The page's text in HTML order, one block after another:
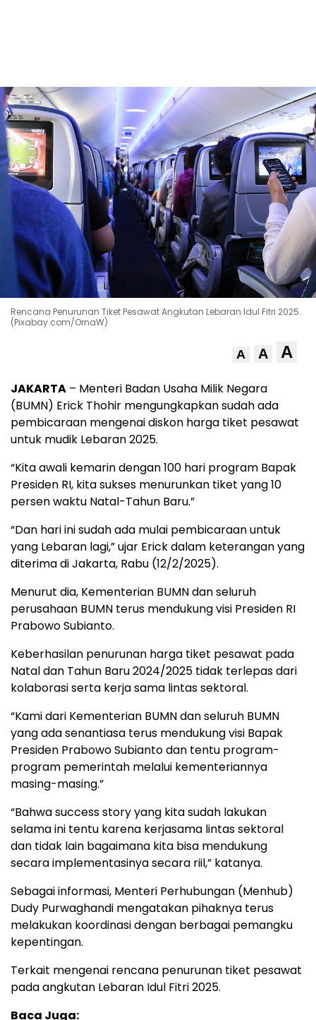
Rencana Penurunan Tiket Pesawat Angkutan Lebaran Idul Fitri 2025.
(Pixabay.com/OrnaW)
A A A
JAKARTA – Menteri Badan Usaha Milik Negara
(BUMN) Erick Thohir mengungkapkan sudah ada
pembicaraan mengenai diskon harga tiket pesawat
untuk mudik Lebaran 2025.
“Kita awali kemarin dengan 100 hari program Bapak
Presiden RI, kita sukses menurunkan tiket yang 10
persen waktu Natal-Tahun Baru.”
“Dan hari ini sudah ada mulai pembicaraan untuk
yang Lebaran lagi,” ujar Erick dalam keterangan yang
diterima di Jakarta, Rabu (12/2/2025).
Menurut dia, Kementerian BUMN dan seluruh
perusahaan BUMN terus mendukung visi Presiden RI
Prabowo Subianto.
Keberhasilan penurunan harga tiket pesawat pada
Natal dan Tahun Baru 2024/2025 tidak terlepas dari
kolaborasi serta kerja sama lintas sektoral.
“Kami dari Kementerian BUMN dan seluruh BUMN
yang ada senantiasa terus mendukung visi Bapak
Presiden Prabowo Subianto dan tentu program-
program pemerintah melalui kementeriannya
masing-masing.”
“Bahwa success story yang kita sudah lakukan
selama ini tentu karena kerjasama lintas sektoral
dan tidak lain bagaimana kita bisa mendukung
secara implementasinya secara riil,” katanya.
Sebagai informasi, Menteri Perhubungan (Menhub)
Dudy Purwaghandi mengatakan pihaknya terus
melakukan koordinasi dengan berbagai pemangku
kepentingan.
Terkait mengenai rencana penurunan tiket pesawat
pada angkutan Lebaran Idul Fitri 2025.
Baca Juga: